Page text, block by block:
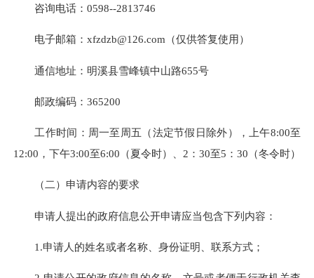
咨询电话：0598--2813746
电子邮箱：xfzdzb@126.com（仅供答复使用）
通信地址：明溪县雪峰镇中山路655号
邮政编码：365200
工作时间：周一至周五（法定节假日除外），上午8:00至
12:00，下午3:00至6:00（夏令时）、2：30至5：30（冬令时）
（二）申请内容的要求
申请人提出的政府信息公开申请应当包含下列内容：
1.申请人的姓名或者名称、身份证明、联系方式；